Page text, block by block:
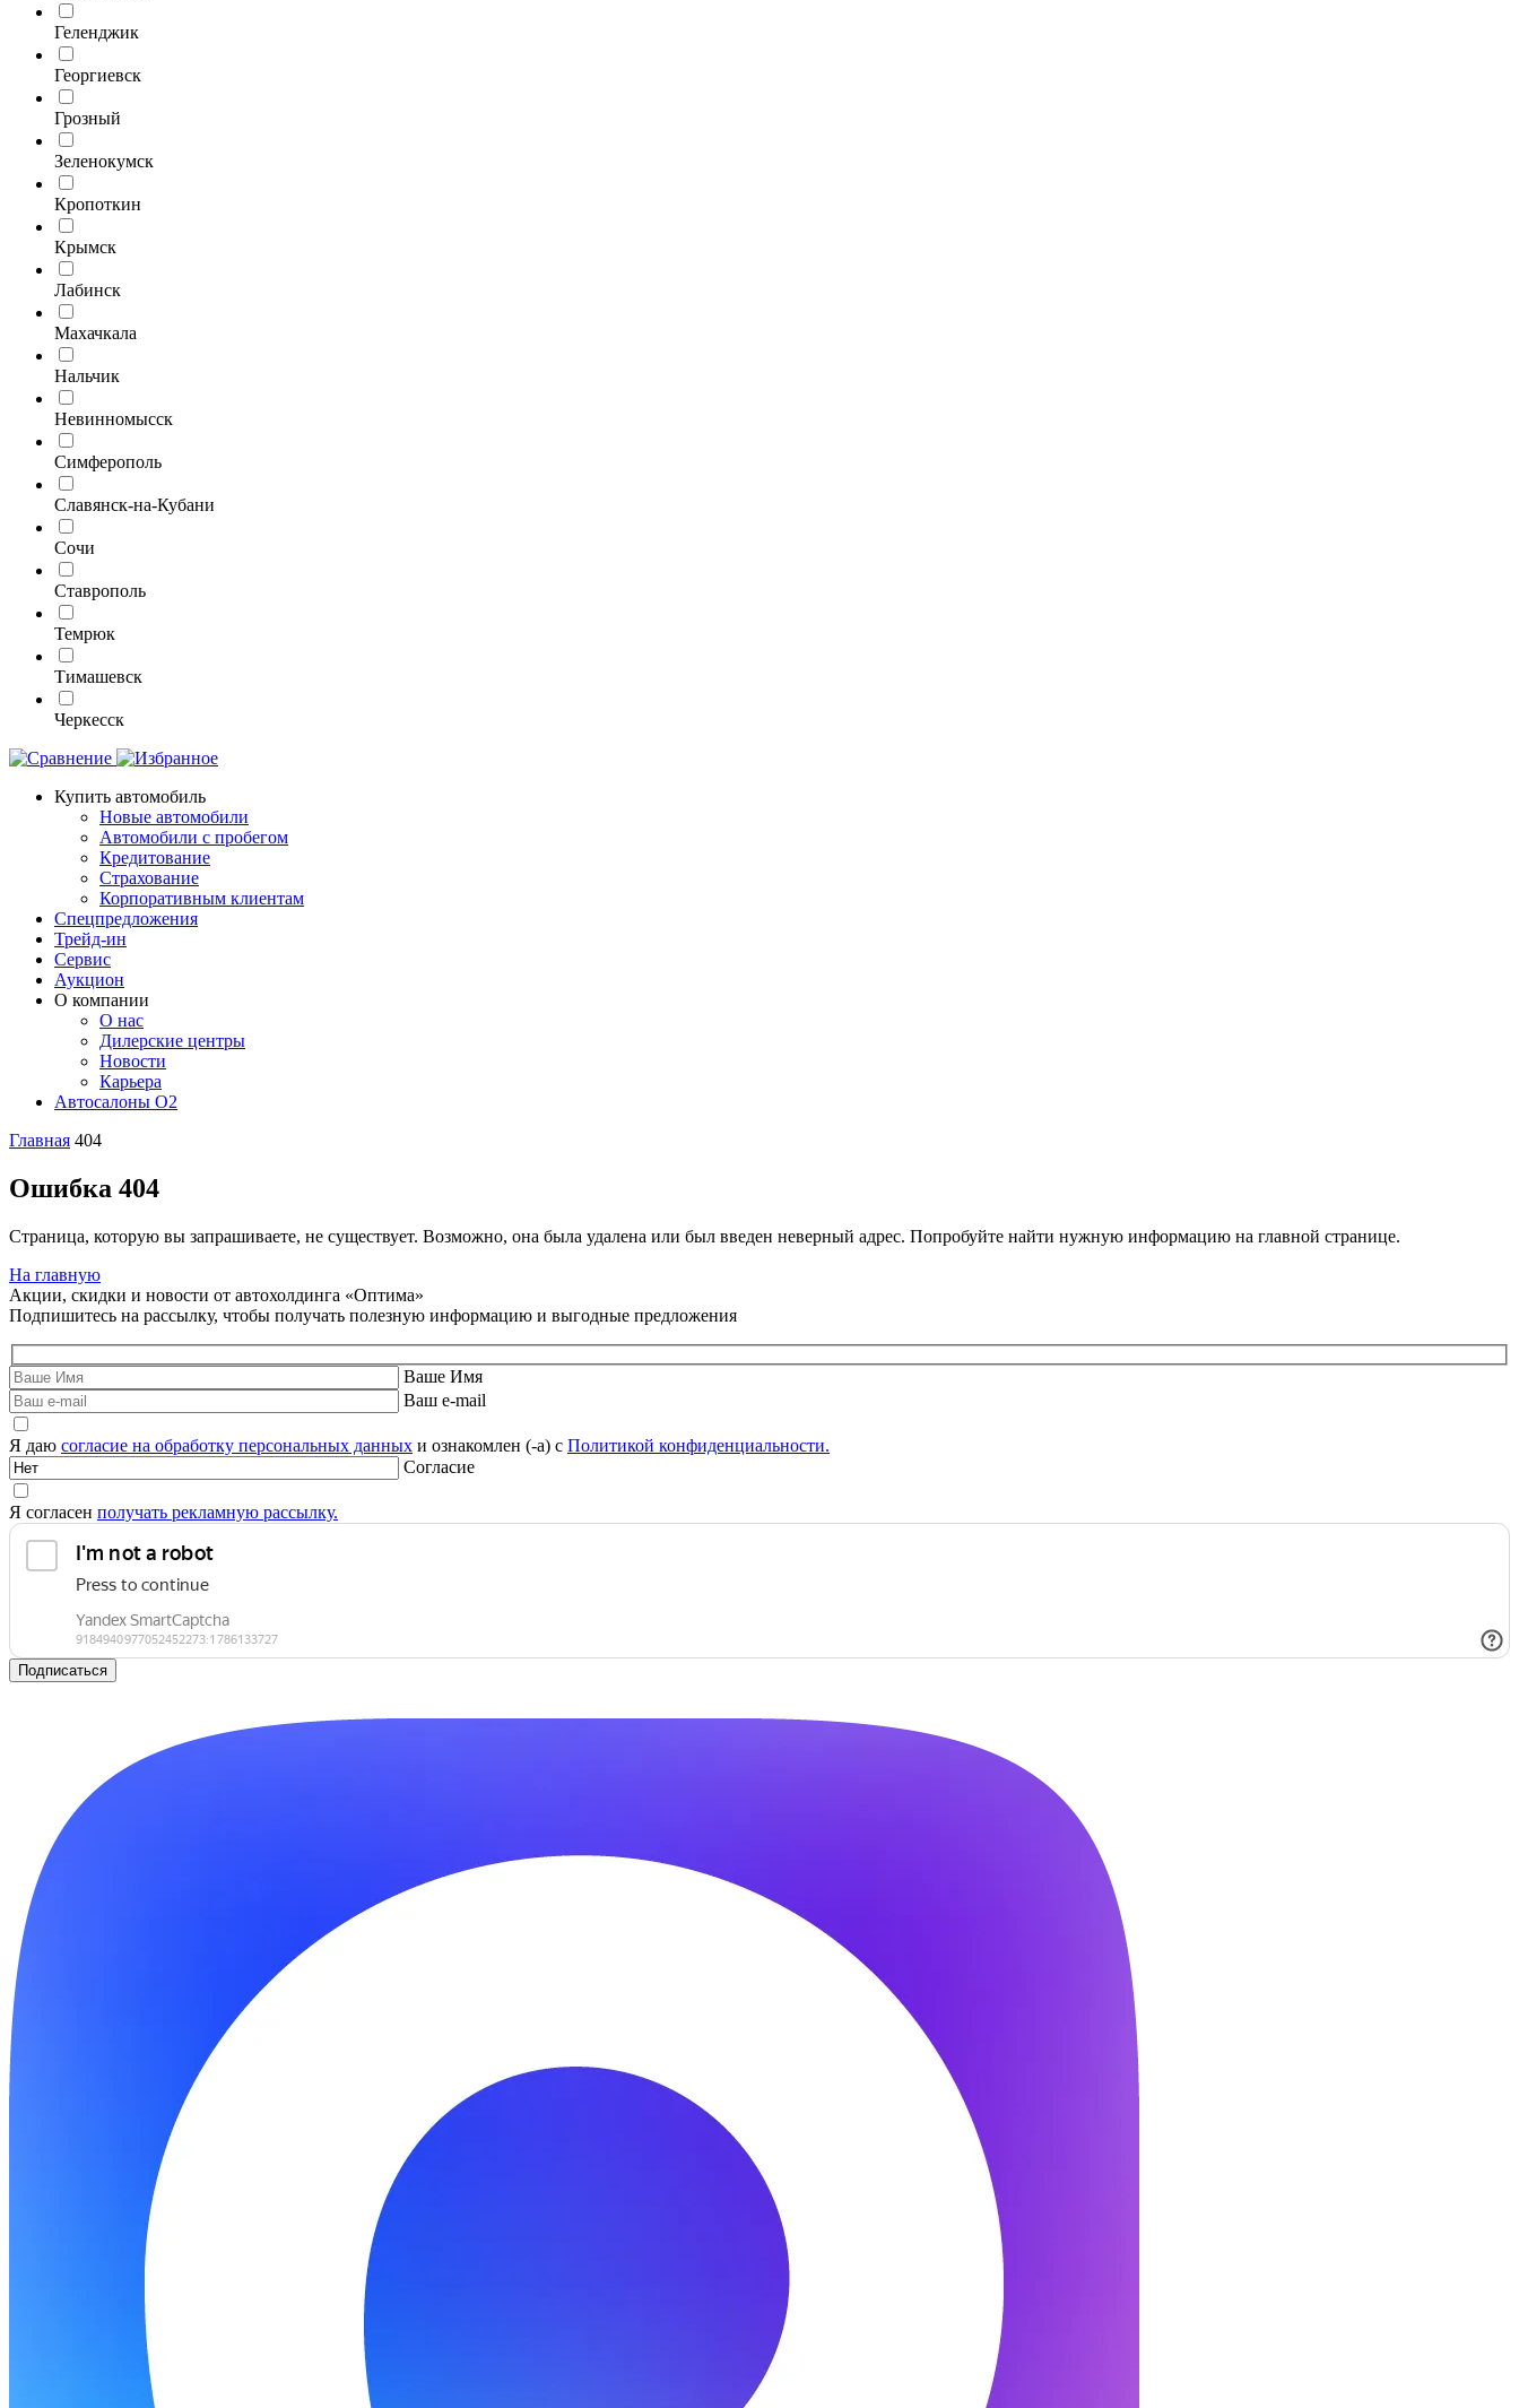
Геленджик
Георгиевск
Грозный
Зеленокумск
Кропоткин
Крымск
Лабинск
Махачкала
Нальчик
Невинномысск
Симферополь
Славянск-на-Кубани
Сочи
Ставрополь
Темрюк
Тимашевск
Черкесск
Купить автомобиль
Новые автомобили
Автомобили с пробегом
Кредитование
Страхование
Корпоративным клиентам
Спецпредложения
Трейд-ин
Сервис
Аукцион
О компании
О нас
Дилерские центры
Новости
Карьера
Автосалоны O2
Главная 404
Ошибка 404
Страница, которую вы запрашиваете, не существует. Возможно, она была удалена или был введен неверный адрес. Попробуйте найти нужную информацию на главной странице.
На главную
Акции, скидки и новости от автохолдинга «Оптима»
Подпишитесь на рассылку, чтобы получать полезную информацию и выгодные предложения
Ваше Имя
Ваш e-mail
Я даю согласие на обработку персональных данных и ознакомлен (-а) с Политикой конфиденциальности.
Согласие
Я согласен получать рекламную рассылку.